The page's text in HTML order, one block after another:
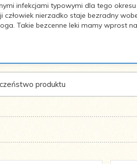
infekcjami typowymi dla tego
człowiek nierzadko staje bezradny
Takie bezcenne leki mamy wprost
Zbigniew T. Nowak
145x205
Miękka
produktu